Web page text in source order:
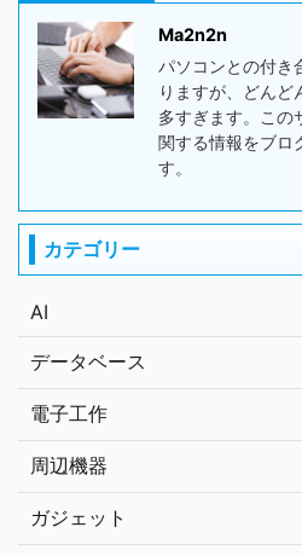
Ma2n2n
パソコンとの付き
りますが、どんど
多すぎます。この
関する情報をブロ
す。
カテゴリー
AI
データベース
電子工作
周辺機器
ガジェット